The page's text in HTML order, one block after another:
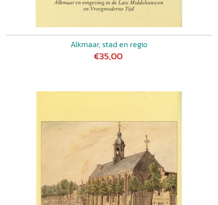
Alkmaar, stad en regio
€35,00